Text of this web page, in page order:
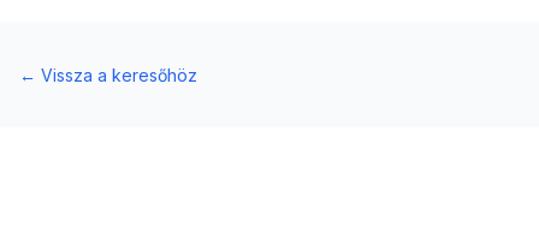
← Vissza a keresőhöz